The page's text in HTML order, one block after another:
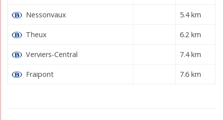
Nessonvaux 5.4 km
Theux 6.2 km
Verviers-Central 7.4 km
Fraipont 7.6 km